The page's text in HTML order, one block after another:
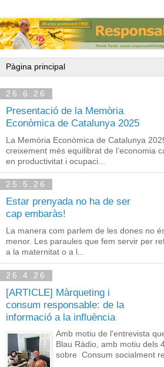
26.6.26
Presentació de la Memòria
Econòmica de Catalunya 2025
La Memòria Econòmica de Catalunya
creixement més equilibrat de l’economia
en productivitat i ocupaci...
25.5.26
Estar prenyada no ha de ser
cap embaràs!
La manera com parlem de les dones no
menor. Les paraules que fem servir per
a la maternitat o a l...
26.4.26
[ARTICLE] Màrqueting i
consum responsable: de la
informació a la influència
Amb motiu de l'entrevista
Blau Ràdio, amb motiu dels
sobre Consum socialment